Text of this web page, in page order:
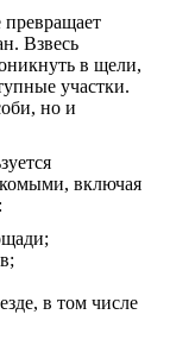
превращает
Взвесь
в щели,
участки.
но и
включая
в том числе